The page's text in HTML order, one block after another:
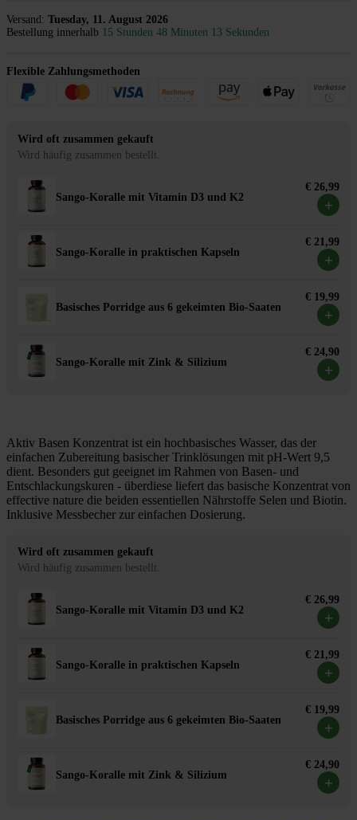
Versand: Tuesday, 11. August 2026
Bestellung innerhalb 15 Stunden 48 Minuten 13 Sekunden
Flexible Zahlungsmethoden
Wird oft zusammen gekauft
Wird häufig zusammen bestellt.
Sango-Koralle mit Vitamin D3 und K2
€ 26,99
+
Sango-Koralle in praktischen Kapseln
€ 21,99
+
Basisches Porridge aus 6 gekeimten Bio-Saaten
€ 19,99
+
Sango-Koralle mit Zink & Silizium
€ 24,90
+
Aktiv Basen Konzentrat ist ein hochbasisches Wasser, das der
einfachen Zubereitung basischer Trinklösungen mit pH-Wert 9,5
dient. Besonders gut geeignet im Rahmen von Basen- und
Entschlackungskuren - überdiese liefert das basische Konzentrat von
effective nature die beiden essentiellen Nährstoffe Selen und Biotin.
Inklusive Messbecher zur einfachen Dosierung.
Wird oft zusammen gekauft
Wird häufig zusammen bestellt.
Sango-Koralle mit Vitamin D3 und K2
€ 26,99
+
Sango-Koralle in praktischen Kapseln
€ 21,99
+
Basisches Porridge aus 6 gekeimten Bio-Saaten
€ 19,99
+
Sango-Koralle mit Zink & Silizium
€ 24,90
+